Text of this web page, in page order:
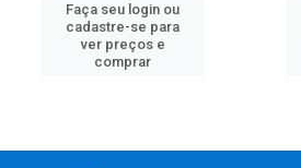
Faça seu login ou
cadastre-se para
ver preços e
comprar